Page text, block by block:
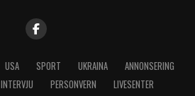
USA SPORT UKRAINA
ANNONSERING
INTERVJU PERSONVERN LIVESENTER